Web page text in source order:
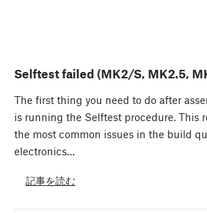
Selftest failed (MK2/S, MK2.5,
The first thing you need to do after
is running the Selftest procedure. This
the most common issues in the build
electronics…
記事を読む